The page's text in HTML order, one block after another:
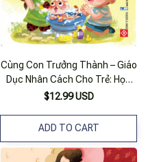
Cùng Con Trưởng Thành – Giáo
Dục Nhân Cách Cho Trẻ: Học
Cách Đồng Cảm
$12.99 USD
ADD TO CART